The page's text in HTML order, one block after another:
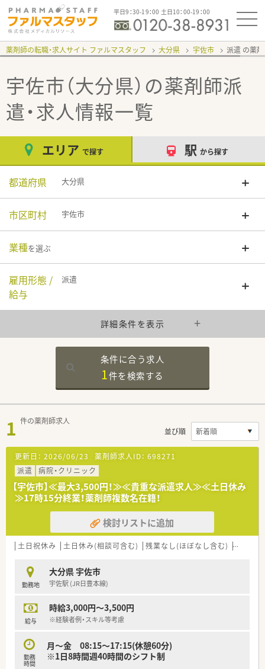
平日9：30-19：00 土日10：00-19：00
薬剤師の転職・求人サイト ファルマスタッフ 大分県 宇佐市 派遣
宇佐市（大分県） の薬剤師派
遣・求人情報一覧
エリア で探す 駅 から探す
都道府県 大分県
市区町村 宇佐市
業種を選ぶ
雇用形態 /
給与
派遣
詳細条件を表示
条件に合う求人
1件を検索する
1 件の薬剤師求人
並び順
更新日： 2026/06/23 薬剤師求人ID： 698271
派遣
病院・クリニック
【宇佐市】≪最大3,500円！≫≪貴重な派遣求人≫≪土日休み
≫17時15分終業！薬剤師複数名在籍！
検討リストに追加
土日祝休み 土日休み(相談可含む) 残業なし(ほぼなし含む) 転勤な
勤務地
大分県 宇佐市
宇佐駅 (JR日豊本線)
給与
時給3,000円～3,500円
※経験者例・スキル等考慮
勤務
時間
月～金 08:15～17:15(休憩60分)
※1日8時間週40時間のシフト制